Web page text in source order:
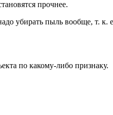
прочнее.
убирать пыль вообще, т. к.
по какому-либо признаку.